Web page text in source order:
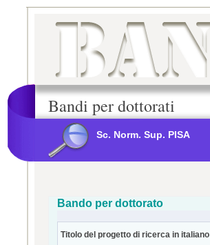
Bandi per dottorati
Sc. Norm. Sup. PISA
Bando per dottorato
Titolo del progetto di ricerca in italiano